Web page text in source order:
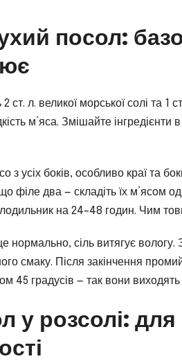
посол:
2 ст. л. великої морської солі та
м’яса. Змішайте
з усіх боків, особливо краї та
філе два — складіть їх м’ясом
на 24–48 годин. Чим
нормально, сіль витягує
смаку. Після закінчення
45 градусів — так вони
у розсолі: